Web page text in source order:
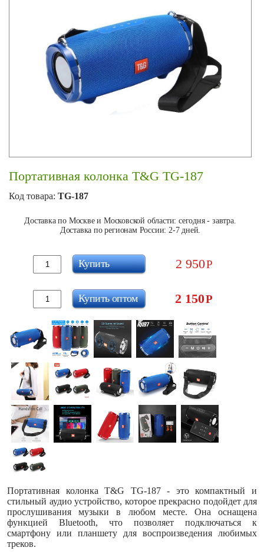
Портативная колонка T&G TG-187
Код товара: TG-187
Доставка по Москве и Московской области: сегодня - завтра.
Доставка по регионам России: 2-7 дней.
2 950Р
Купить
2 150Р
Купить оптом
Портативная колонка T&G TG-187 - это компактный и
стильный аудио устройство, которое прекрасно подойдет для
прослушивания музыки в любом месте. Она оснащена
функцией Bluetooth, что позволяет подключаться к
смартфону или планшету для воспроизведения любимых
треков.